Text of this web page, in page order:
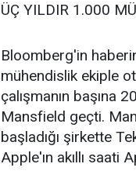
ÜÇ YILDIR 1.000
Bloomberg'in
mühendislik ekiple
çalışmanın başına
Mansfield geçti.
başladığı şirkette
Apple'ın akıllı saati